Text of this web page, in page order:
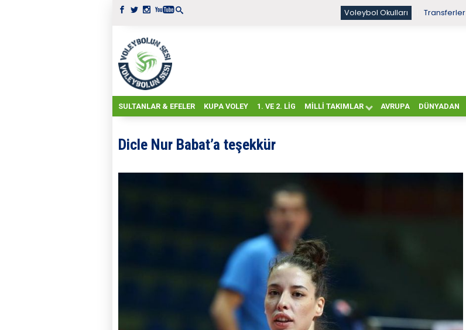
Voleybol Okulları Transferler
SULTANLAR & EFELER KUPA VOLEY 1. VE 2. LIG MILLI TAKIMLAR AVRUPA DÜNYADAN
Dicle Nur Babat’a teşekkür